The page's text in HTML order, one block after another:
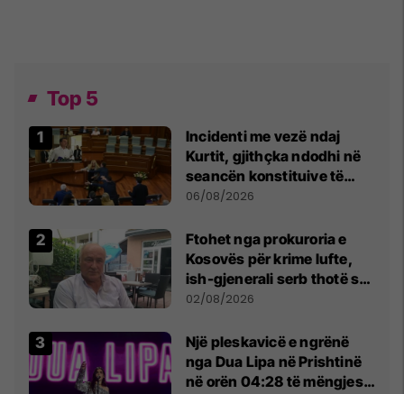
Top 5
Incidenti me vezë ndaj
Kurtit, gjithçka ndodhi në
seancën konstituive të
Kuvendit
06/08/2026
Ftohet nga prokuroria e
Kosovës për krime lufte,
ish-gjenerali serb thotë se
dikush e tradhtoi në
02/08/2026
Një pleskavicë e ngrënë
nga Dua Lipa në Prishtinë
në orën 04:28 të mëngjesit